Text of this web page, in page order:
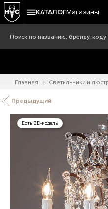
КАТАЛОГМагазины
Главная Светильники и
Предыдущий
Есть 3D-модель